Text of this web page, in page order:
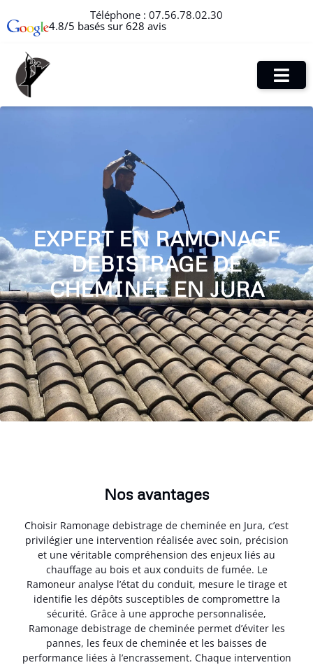
Téléphone : 07.56.78.02.30
4.8/5 basés sur 628 avis
EXPERT EN RAMONAGE
DEBISTRAGE DE
CHEMINÉE EN JURA
Nos avantages
Choisir Ramonage debistrage de cheminée en Jura, c’est
privilégier une intervention réalisée avec soin, précision
et une véritable compréhension des enjeux liés au
chauffage au bois et aux conduits de fumée. Le
Ramoneur analyse l’état du conduit, mesure le tirage et
identifie les dépôts susceptibles de compromettre la
sécurité. Grâce à une approche personnalisée,
Ramonage debistrage de cheminée permet d’éviter les
pannes, les feux de cheminée et les baisses de
performance liées à l’encrassement. Chaque intervention